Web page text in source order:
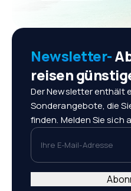
Newsletter-
reisen
Der Newsletter enthält
Sonderangebote, die
finden. Melden Sie sich
Ihre E-Mail-Adresse